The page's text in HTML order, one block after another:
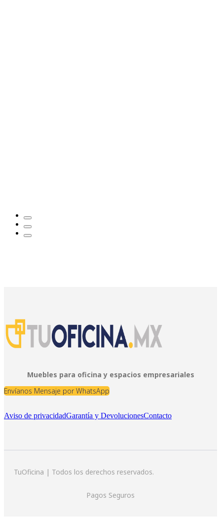
Muebles para oficina y espacios empresariales
Envíanos Mensaje por WhatsApp
Aviso de privacidadGarantía y DevolucionesContacto
TuOficina | Todos los derechos reservados.
Pagos Seguros